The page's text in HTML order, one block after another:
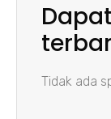
Tidak ada